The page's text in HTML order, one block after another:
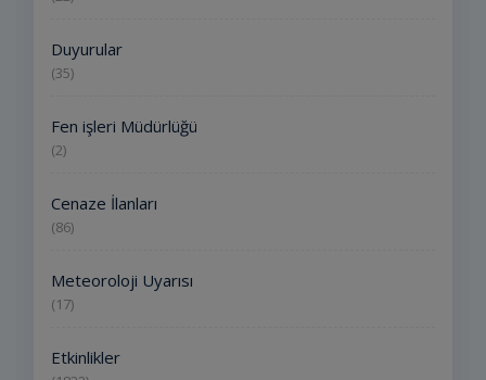
Duyurular
(35)
Fen işleri Müdürlüğü
(2)
Cenaze İlanları
(86)
Meteoroloji Uyarısı
(17)
Etkinlikler